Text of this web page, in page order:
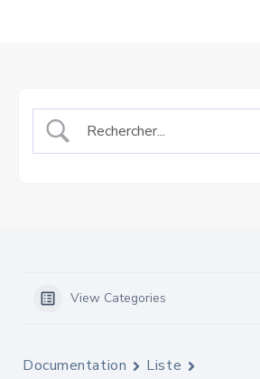
View Categories
Documentation
Liste